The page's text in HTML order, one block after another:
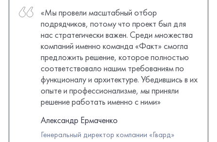
Александр Ермаченко
Генеральный директор компании «Гвард»
Ход проекта
Проект начался с анализа и аудита бизнес-процессов
потребностей клиентов компании «Гвард». На этапе
проектирования особое внимание было уделено
удобству работы пользователей с системой, гибкости